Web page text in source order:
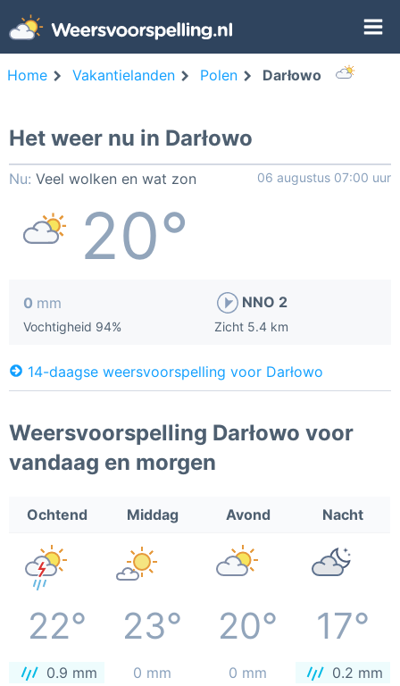
Home Vakantielanden Polen Darłowo
Het weer nu in Darłowo
Nu: Veel wolken en wat zon 06 augustus 07:00 uur
20°
0 mm
Vochtigheid 94%
NNO 2
Zicht 5.4 km
14-daagse weersvoorspelling voor Darłowo
Weersvoorspelling Darłowo voor
vandaag en morgen
Ochtend Middag Avond Nacht
22° 23° 20° 17°
0.9 mm 0 mm 0 mm 0.2 mm